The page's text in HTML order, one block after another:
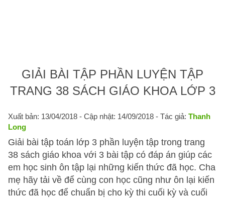
GIẢI BÀI TẬP PHẦN LUYỆN TẬP
TRANG 38 SÁCH GIÁO KHOA LỚP 3
Xuất bản: 13/04/2018 - Cập nhật: 14/09/2018 - Tác giả: Thanh
Long
Giải bài tập toán lớp 3 phần luyện tập trong trang
38 sách giáo khoa với 3 bài tập có đáp án giúp các
em học sinh ôn tập lại những kiến thức đã học. Cha
mẹ hãy tải về để cùng con học cũng như ôn lại kiến
thức đã học để chuẩn bị cho kỳ thi cuối kỳ và cuối